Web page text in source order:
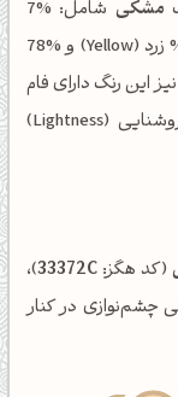
مشکی
شامل: %7
فیروزه‌ای (Cyan)، %0 سرخابی (Magenta)، %20 زرد (Yellow) و %78
مشکی (Key/Black) است. در فضای رنگی HSL نیز این رنگ دارای فام
(Hue) 82° درجه، اشباع (Saturation) 11% و روشنایی (Lightness)
(کد هگز: 33372C)،
چشم‌نوازی در کنار